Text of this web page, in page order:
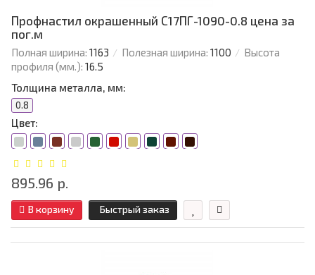
Профнастил окрашенный С17ПГ-1090-0.8 цена за
пог.м
Полная ширина: 1163 Полезная ширина: 1100
Высота
профиля (мм.): 16.5
Толщина металла, мм:
0.8
Цвет:
895.96 р.
В корзину Быстрый заказ